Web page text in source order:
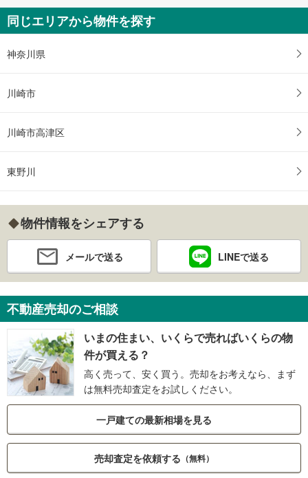
同じエリアから物件を探す
神奈川県
川崎市
川崎市高津区
東野川
物件情報をシェアする
メールで送る LINEで送る
不動産売却のご相談
いまの住まい、いくらで売ればいくらの物
件が買える？
高く売って、安く買う。売却をお考えなら、まず
は無料売却査定をお試しください。
一戸建ての最新相場を見る
売却査定を依頼する （無料）